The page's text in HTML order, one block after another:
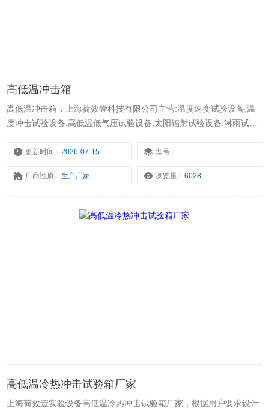
高低温冲击箱
高低温冲击箱，上海荷效壹科技有限公司主营:温度速变试验设备,温
度冲击试验设备,高低温低气压试验设备,太阳辐射试验设备,淋雨试验
风速淋雨试验设备等气候环境试验设备。
更新时间：2026-07-15 型号：
厂商性质：生产厂家 浏览量：6028
高低温冷热冲击试验箱厂家
上海荷效壹实验设备高低温冷热冲击试验箱厂家，根据用户要求设计